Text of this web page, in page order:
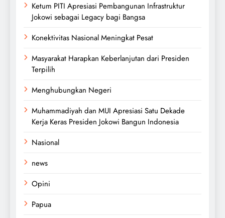
Ketum PITI Apresiasi Pembangunan Infrastruktur
Jokowi sebagai Legacy bagi Bangsa
Konektivitas Nasional Meningkat Pesat
Masyarakat Harapkan Keberlanjutan dari Presiden
Terpilih
Menghubungkan Negeri
Muhammadiyah dan MUI Apresiasi Satu Dekade
Kerja Keras Presiden Jokowi Bangun Indonesia
Nasional
news
Opini
Papua